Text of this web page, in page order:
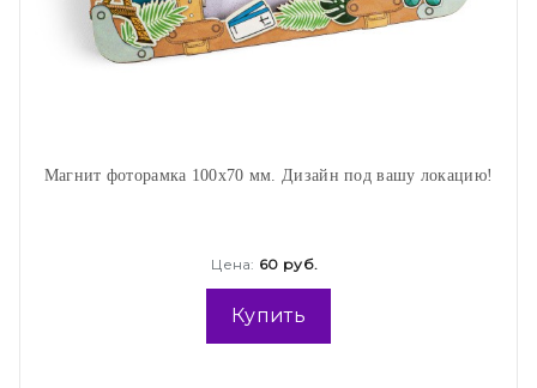
Магнит фоторамка 100х70 мм. Дизайн под вашу локацию!
Цена: 60 руб.
Купить